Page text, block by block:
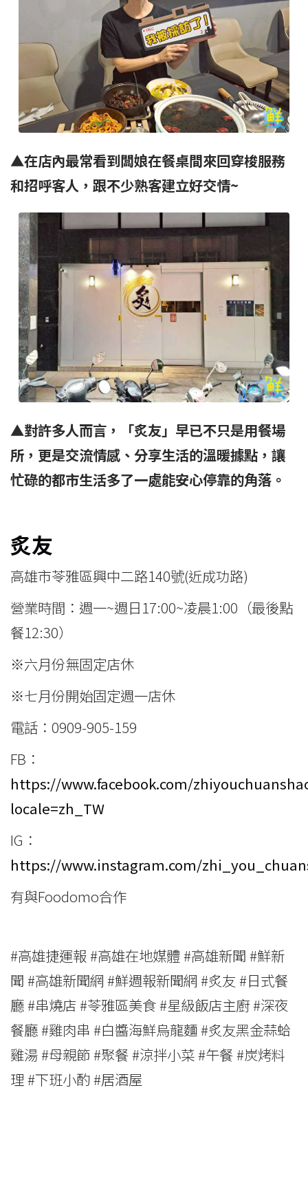
▲在店內最常看到闆娘在餐桌間來回穿梭服務
和招呼客人，跟不少熟客建立好交情~
▲對許多人而言，「炙友」早已不只是用餐場
所，更是交流情感、分享生活的溫暖據點，讓
忙碌的都市生活多了一處能安心停靠的角落。
炙友
高雄市苓雅區興中二路140號(近成功路)
營業時間：週一~週日17:00~凌晨1:00（最後點
餐12:30）
※六月份無固定店休
※七月份開始固定週一店休
電話：0909-905-159
FB：
https://www.facebook.com/
locale=zh_TW
IG：
https://www.instagram.com/
有與Foodomo合作
#高雄捷運報 #高雄在地媒體 #高雄新聞 #鮮新
聞 #高雄新聞網 #鮮週報新聞網 #炙友 #日式餐
廳 #串燒店 #苓雅區美食 #星級飯店主廚 #深夜
餐廳 #雞肉串 #白醬海鮮烏龍麵 #炙友黑金蒜蛤
雞湯 #母親節 #聚餐 #涼拌小菜 #午餐 #炭烤料
理 #下班小酌 #居酒屋